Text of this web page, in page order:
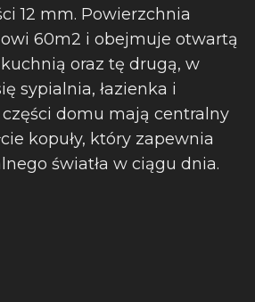
12 mm. Powierzchnia
60m2 i obejmuje otwartą
oraz tę drugą, w
sypialnia, łazienka i
domu mają centralny
kopuły, który zapewnia
światła w ciągu dnia.